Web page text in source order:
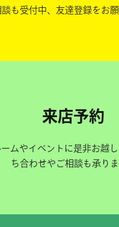
談も受付中、友達登録をお願
来店予約
ムやイベントに是非お越
ち合わせやご相談も承りま